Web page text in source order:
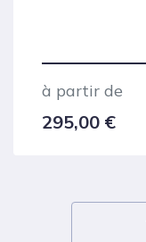
à partir de
295,00 €